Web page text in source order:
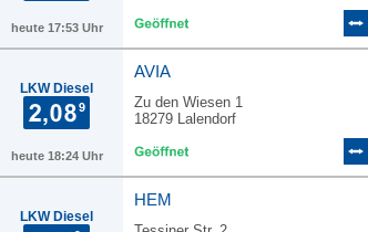
heute 17:53 Uhr
LKW Diesel
heute 18:24 Uhr
AVIA
Zu den Wiesen 1
18279 Lalendorf
LKW Diesel
HEM